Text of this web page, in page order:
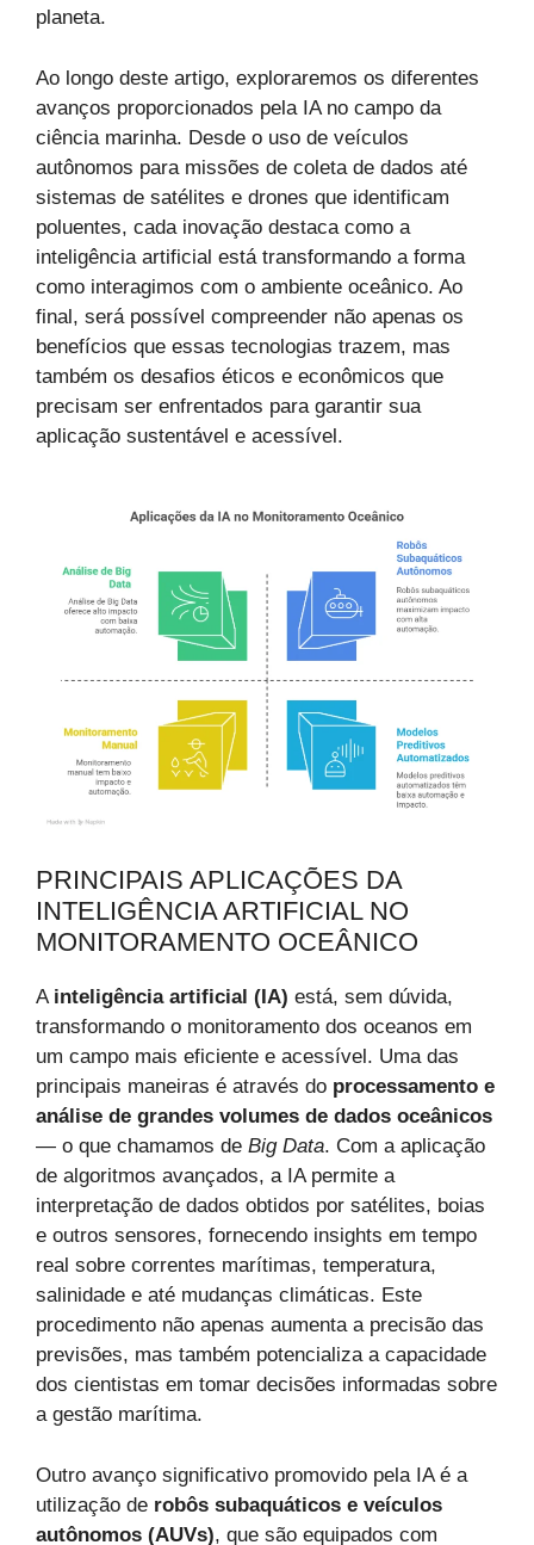
planeta.
Ao longo deste artigo, exploraremos os diferentes
avanços proporcionados pela IA no campo da
ciência marinha. Desde o uso de veículos
autônomos para missões de coleta de dados até
sistemas de satélites e drones que identificam
poluentes, cada inovação destaca como a
inteligência artificial está transformando a forma
como interagimos com o ambiente oceânico. Ao
final, será possível compreender não apenas os
benefícios que essas tecnologias trazem, mas
também os desafios éticos e econômicos que
precisam ser enfrentados para garantir sua
aplicação sustentável e acessível.
PRINCIPAIS APLICAÇÕES DA
INTELIGÊNCIA ARTIFICIAL NO
MONITORAMENTO OCEÂNICO
A inteligência artificial (IA) está, sem dúvida,
transformando o monitoramento dos oceanos em
um campo mais eficiente e acessível. Uma das
principais maneiras é através do processamento e
análise de grandes volumes de dados oceânicos
— o que chamamos de Big Data. Com a aplicação
de algoritmos avançados, a IA permite a
interpretação de dados obtidos por satélites, boias
e outros sensores, fornecendo insights em tempo
real sobre correntes marítimas, temperatura,
salinidade e até mudanças climáticas. Este
procedimento não apenas aumenta a precisão das
previsões, mas também potencializa a capacidade
dos cientistas em tomar decisões informadas sobre
a gestão marítima.
Outro avanço significativo promovido pela IA é a
utilização de robôs subaquáticos e veículos
autônomos (AUVs), que são equipados com